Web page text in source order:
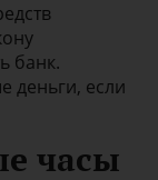
банк.
деньги, если
часы